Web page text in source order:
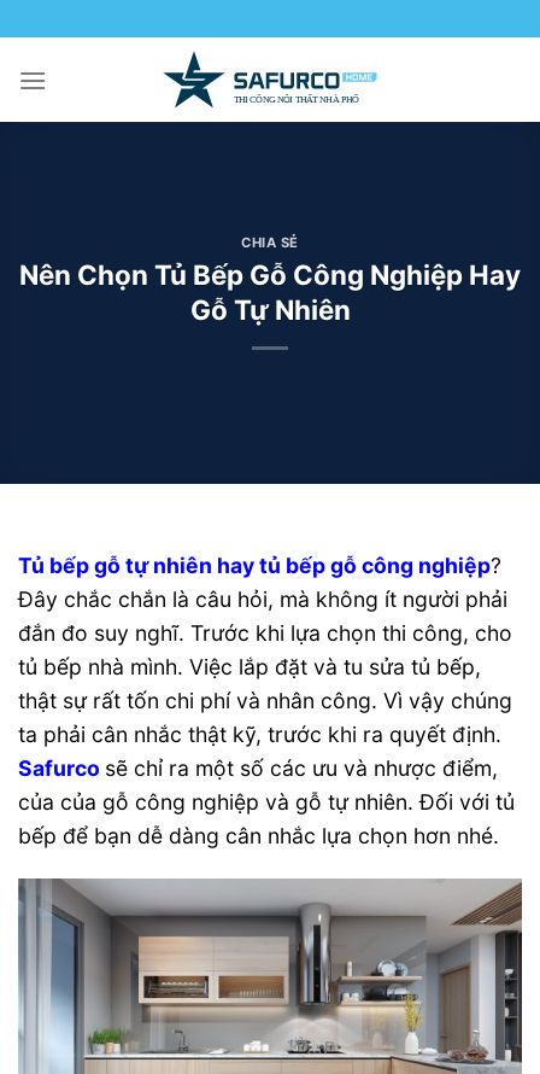
to
content
CHIA SẺ
Nên Chọn Tủ Bếp Gỗ Công Nghiệp Hay
Gỗ Tự Nhiên
Tủ bếp gỗ tự nhiên hay tủ bếp gỗ công nghiệp?
Đây chắc chắn là câu hỏi, mà không ít người phải
đắn đo suy nghĩ. Trước khi lựa chọn thi công, cho
tủ bếp nhà mình. Việc lắp đặt và tu sửa tủ bếp,
thật sự rất tốn chi phí và nhân công. Vì vậy chúng
ta phải cân nhắc thật kỹ, trước khi ra quyết định.
Safurco sẽ chỉ ra một số các ưu và nhược điểm,
của của gỗ công nghiệp và gỗ tự nhiên. Đối với tủ
bếp để bạn dễ dàng cân nhắc lựa chọn hơn nhé.